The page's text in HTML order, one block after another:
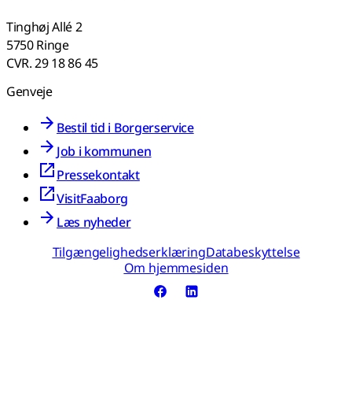
Tinghøj Allé 2
5750 Ringe
CVR. 29 18 86 45
Genveje
Bestil tid i Borgerservice
Job i kommunen
Pressekontakt
VisitFaaborg
Læs nyheder
TilgængelighedserklæringDatabeskyttelse
Om hjemmesiden